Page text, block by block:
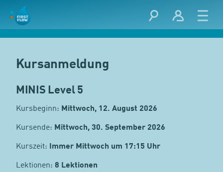
Kursanmeldung
MINIS Level 5
Kursbeginn: Mittwoch, 12. August 2026
Kursende: Mittwoch, 30. September 2026
Kurszeit: Immer Mittwoch um 17:15 Uhr
Lektionen: 8 Lektionen